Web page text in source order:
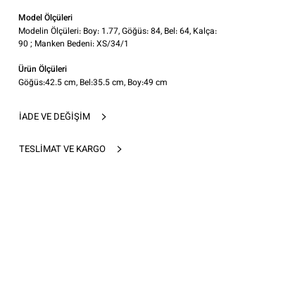
Model Ölçüleri
Modelin Ölçüleri: Boy: 1.77, Göğüs: 84, Bel: 64, Kalça:
90 ; Manken Bedeni: XS/34/1
Ürün Ölçüleri
Göğüs:42.5 cm, Bel:35.5 cm, Boy:49 cm
İADE VE DEĞIŞIM
TESLIMAT VE KARGO